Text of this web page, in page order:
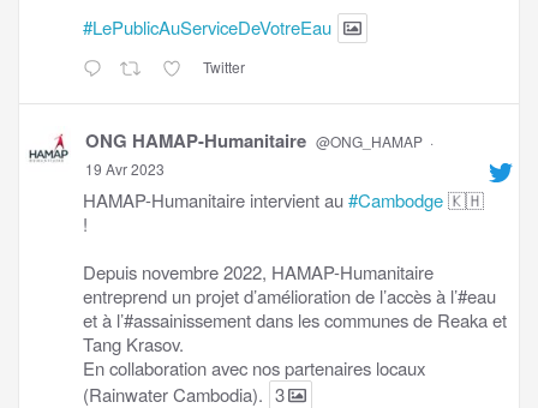
#LePublicAuServiceDeVotreEau
Twitter
ONG HAMAP-Humanitaire @ONG_HAMAP ·
19 Avr 2023
HAMAP-Humanitaire intervient au#Cambodge🇰🇭
!
Depuis novembre 2022, HAMAP-Humanitaire
entreprend un projet d’amélioration de l’accès à l’#eau
et à l’#assainissement dans les communes de Reaka et
Tang Krasov.
En collaboration avec nos partenaires locaux
(Rainwater Cambodia). 3